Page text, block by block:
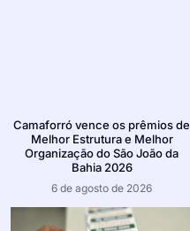
Camaforró vence os prêmios de
Melhor Estrutura e Melhor
Organização do São João da
Bahia 2026
6 de agosto de 2026